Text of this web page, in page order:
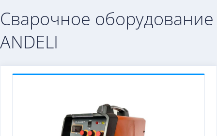
Сварочное оборудование
ANDELI